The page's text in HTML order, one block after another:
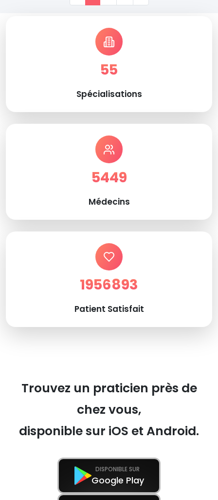
55
Spécialisations
5449
Médecins
1956893
Patient Satisfait
Trouvez un praticien près de
chez vous,
disponible sur iOS et Android.
DISPONIBLE SUR
Google Play